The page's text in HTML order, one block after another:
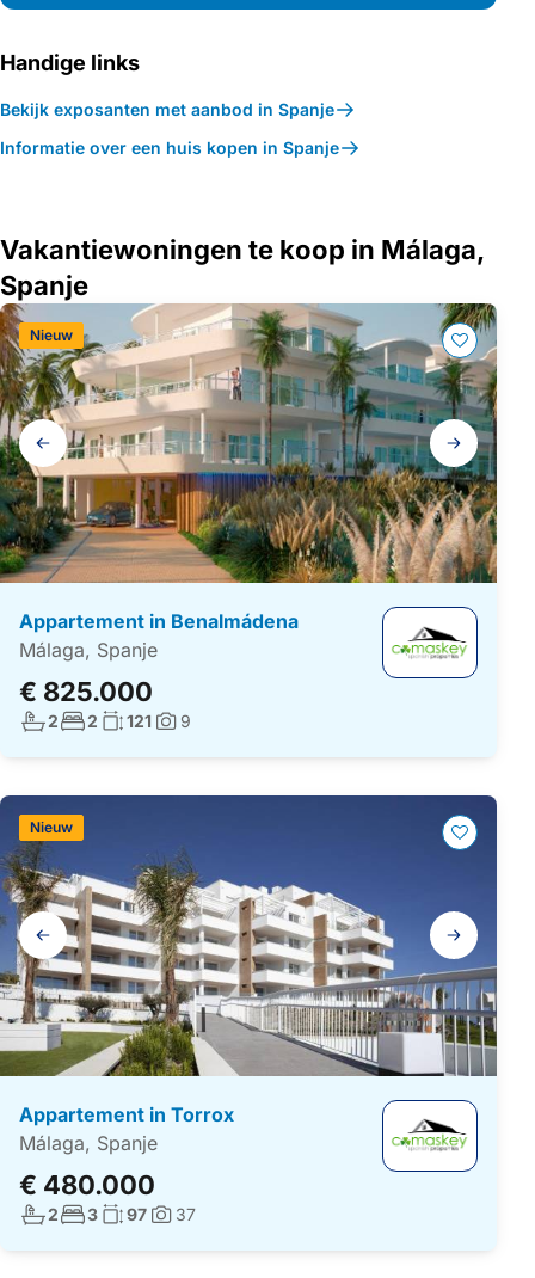
Handige links
Bekijk exposanten met aanbod in Spanje
Informatie over een huis kopen in Spanje
Vakantiewoningen te koop in Málaga,
Spanje
Galerij
navigatie
Appartement in Benalmádena
Málaga, Spanje
€ 825.000
Nieuw
Aantal badkamers:
2Aantal slaapkamers:
2 Woonoppervlakte:
121 Foto's:
9
Galerij
navigatie
Appartement in Torrox
Málaga, Spanje
€ 480.000
Nieuw
Aantal badkamers:
2Aantal slaapkamers:
3Woonoppervlakte:
97 Foto's:
37